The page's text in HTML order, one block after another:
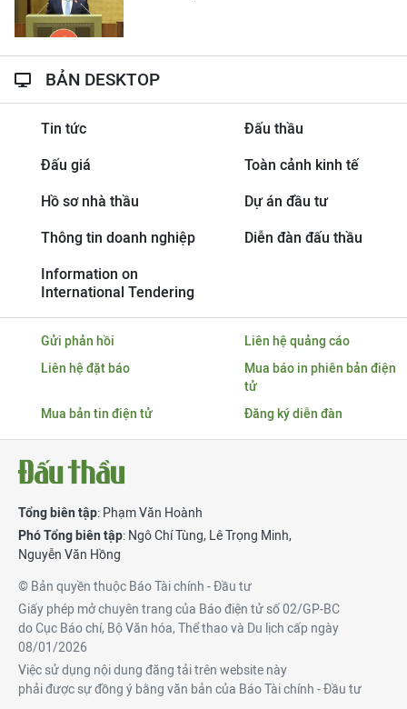
BẢN DESKTOP
Tin tức Đấu thầu
Đấu giá Toàn cảnh kinh tế
Hồ sơ nhà thầu Dự án đầu tư
Thông tin doanh nghiệp Diễn đàn đấu thầu
Information on
International Tendering
Gửi phản hồi
Liên hệ quảng cáo
Liên hệ đặt báo
Mua báo in phiên bản điện
tử
Mua bản tin điện tử
Đăng ký diễn đàn
Tổng biên tập: Phạm Văn Hoành
Phó Tổng biên tập: Ngô Chí Tùng, Lê Trọng Minh,
Nguyễn Văn Hồng
© Bản quyền thuộc Báo Tài chính - Đầu tư
Giấy phép mở chuyên trang của Báo điện tử số 02/GP-BC
do Cục Báo chí, Bộ Văn hóa, Thể thao và Du lịch cấp ngày
08/01/2026
Việc sử dụng nội dung đăng tải trên website này
phải được sự đồng ý bằng văn bản của Báo Tài chính - Đầu tư